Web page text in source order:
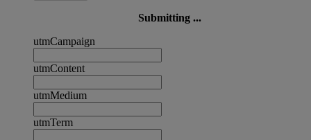
Submitting ...
utmCampaign
utmContent
utmMedium
utmTerm